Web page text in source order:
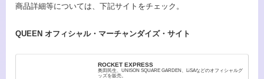
商品詳細等については、下記サイトをチェック。
QUEEN オフィシャル・マーチャンダイズ・サイト
ROCKET EXPRESS
奥田民生、UNISON SQUARE GARDEN、LiSAなどのオフィシャルグ
ッズを販売。